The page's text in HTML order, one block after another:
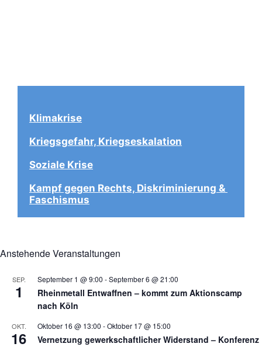
Klimakrise
Kriegsgefahr, Kriegseskalation
Soziale Krise
Kampf gegen Rechts, Diskriminierung &
Faschismus
Anstehende Veranstaltungen
SEP.
1
September 1 @ 9:00 -September 6 @ 21:00
Rheinmetall Entwaffnen – kommt zum Aktionscamp
nach Köln
OKT.
16
Oktober 16 @ 13:00 -Oktober 17 @ 15:00
Vernetzung gewerkschaftlicher Widerstand – Konferenz